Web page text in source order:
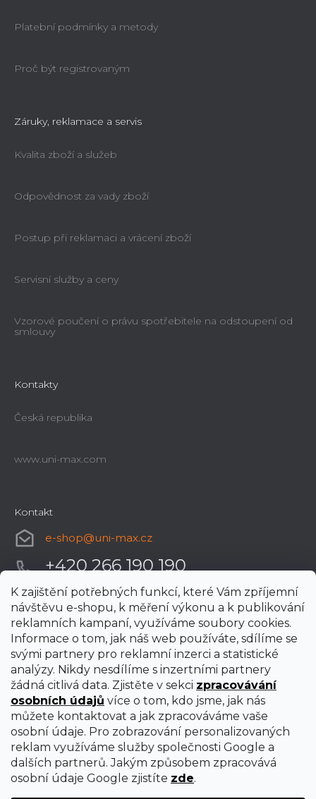
K zajištění potřebných funkcí, které Vám zpříjemní
návštěvu e-shopu, k měření výkonu a k publikování
reklamních kampaní, využíváme soubory cookies.
Informace o tom, jak náš web používáte, sdílíme se
svými partnery pro reklamní inzerci a statistické
analýzy. Nikdy nesdílíme s inzertními partnery
žádná citlivá data. Zjistěte v sekci zpracovávání
osobních údajů více o tom, kdo jsme, jak nás
můžete kontaktovat a jak zpracováváme vaše
osobní údaje. Pro zobrazování personalizovaných
reklam využíváme služby společnosti Google a
dalších partnerů. Jakým způsobem zpracovává
osobní údaje Google zjistíte zde.
Platební podmínky a metody
Proč být registrovaným
Záruky, reklamace a servis
Kvalita zboží a služeb
Odpovědnost za vady zboží
Postup při reklamaci a vrácení zboží
Servisní služby a ceny
Vzorové poučení o právu spotřebitele na odstoupení od
smlouvy
Kontakty
Česká republika
www.uni-max.com
Kontakt
e-shop@uni-max.cz
+420 266 190 190